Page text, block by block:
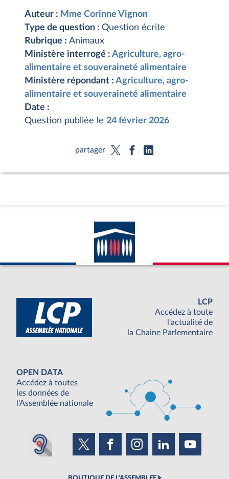
Auteur : Mme Corinne Vignon
Type de question : Question écrite
Rubrique : Animaux
Ministère interrogé : Agriculture, agro-
alimentaire et souveraineté alimentaire
Ministère répondant : Agriculture, agro-
alimentaire et souveraineté alimentaire
Date :
Question publiée le 24 février 2026
partager
LCP
Accédez à toute
l'actualité de
la Chaine Parlementaire
OPEN DATA
Accédez à toutes
les données de
l'Assemblée nationale